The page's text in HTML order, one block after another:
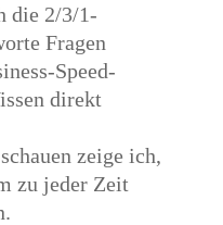
die 2/3/1-
Fragen
Speed-
direkt
zeige ich,
zu jeder Zeit